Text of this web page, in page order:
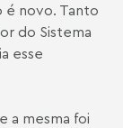
novo. Tanto
do Sistema
esse
a mesma foi